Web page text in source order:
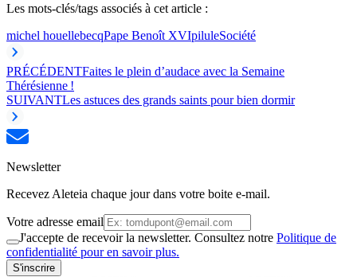
Les mots-clés/tags associés à cet article :
michel houellebecqPape Benoît XVIpiluleSociété
PRÉCÉDENTFaites le plein d’audace avec la Semaine
Thérésienne !
SUIVANTLes astuces des grands saints pour bien dormir
Newsletter
Recevez Aleteia chaque jour dans votre boite e-mail.
Votre adresse email
J'accepte de recevoir la newsletter. Consultez notre Politique de
confidentialité pour en savoir plus.
S'inscrire